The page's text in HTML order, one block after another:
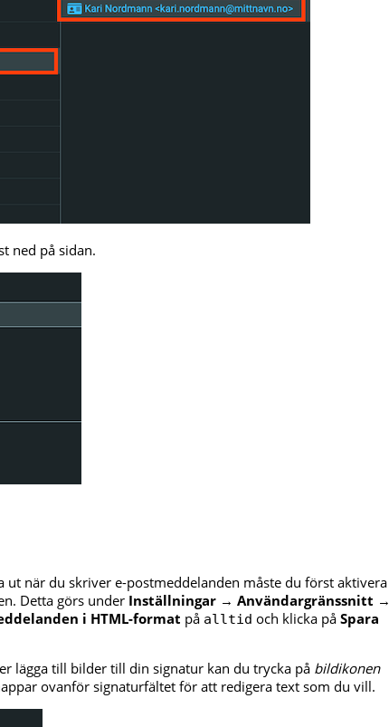
ned på sidan.
ut när du skriver e-postmeddelanden måste du först aktivera
Detta görs under Inställningar → Användargränssnitt →
i HTML-format på alltid och klicka på Spara
lägga till bilder till din signatur kan du trycka på bildikonen
ovanför signaturfältet för att redigera text som du vill.